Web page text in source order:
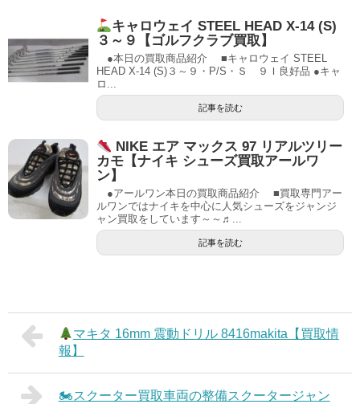
キャロウェイ STEEL HEAD X-14 (S)
３～９【ゴルフクラブ買取】
●本日の買取商品紹介 ■キャロウェイ STEEL
HEAD X-14 (S)３～９・P/S・Ｓ ９Ｉ良好品 ●キャ
ロ...
記事を読む
NIKE エア マックス 97 リアルツリー
カモ【ナイキ シューズ買取アールワ
ン】
●アールワン本日の買取商品紹介 ■買取専門アー
ルワンではナイキを中心に人気シューズをジャンジ
ャン買取をしています～～♬...
記事を読む
マキタ 16mm 震動ドリル 8416makita【買取情
報】
🏍スクーター買取車両の整備スクータージャン